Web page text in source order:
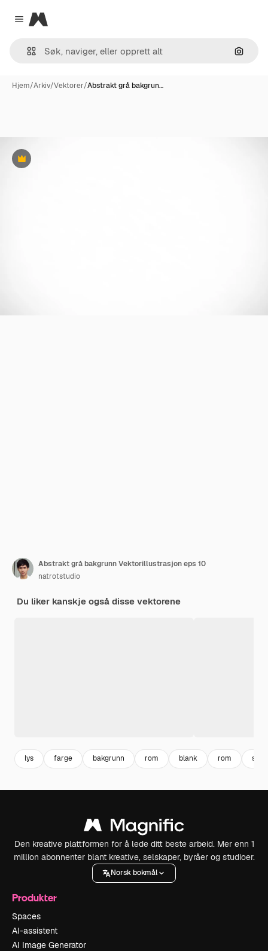
Close menu
Magnific
Søk
Hjem/Arkiv/Vektorer/Abstrakt grå bakgrun…
Premium
Abstrakt grå bakgrunn Vektorillustrasjon eps 10
natrotstudio
Du liker kanskje også disse vektorene
lys farge bakgrunn rom blank rom
Den kreative plattformen for å lede ditt beste arbeid. Mer enn 1
million abonnenter blant kreative, selskaper, byråer og studioer.
Norsk bokmål
Produkter
Spaces
AI-assistent
AI Image Generator